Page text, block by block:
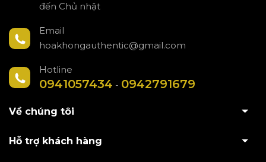
đến Chủ nhật
Email
hoakhongauthentic@gmail.com
Hotline
0941057434 - 0942791679
Về chúng tôi
Hỗ trợ khách hàng